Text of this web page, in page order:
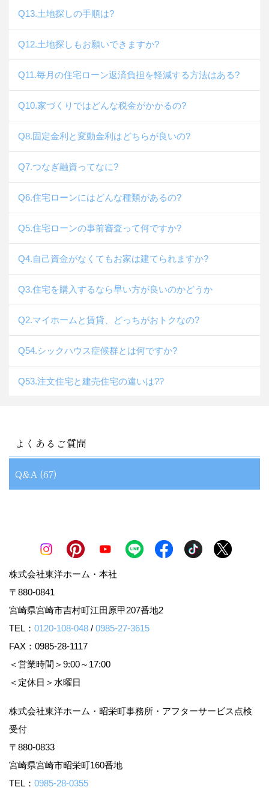
Q13.土地探しの手順は?
Q12.土地探しもお願いできますか?
Q11.毎月の住宅ローン返済負担を軽減する方法はある?
Q10.家づくりではどんな税金がかかるの?
Q8.固定金利と変動金利はどちらが良いの?
Q7.つなぎ融資ってなに?
Q6.住宅ローンにはどんな種類があるの?
Q5.住宅ローンの事前審査って何ですか?
Q4.自己資金がなくてもお家は建てられますか?
Q3.住宅を購入するなら早い方が良いのかどうか
Q2.マイホームと賃貸、どっちがおトクなの?
Q54.シックハウス症候群とは何ですか?
Q53.注文住宅と建売住宅の違いは??
よくあるご質問
Q&A (67)
株式会社東洋ホーム・本社
〒880-0841
宮崎県宮崎市吉村町江田原甲207番地2
TEL： 0120-108-048 / 0985-27-3615
FAX：0985-28-1117
＜営業時間＞9:00～17:00
＜定休日＞水曜日
株式会社東洋ホーム・昭栄町事務所・アフターサービス点検
受付
〒880-0833
宮崎県宮崎市昭栄町160番地
TEL： 0985-28-0355